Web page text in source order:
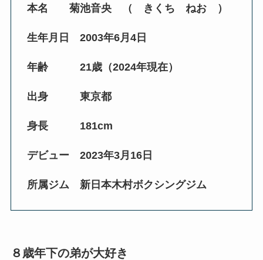
本名 菊池音央 （ きくち ねお ）
生年月日 2003年6月4日
年齢 21歳（2024年現在）
出身 東京都
身長 181cm
デビュー 2023年3月16日
所属ジム 新日本木村ボクシングジム
８歳年下の弟が大好き